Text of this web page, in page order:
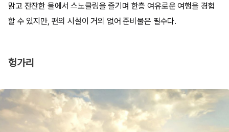
맑고 잔잔한 물에서 스노클링을 즐기며 한층 여유로운 여행을 경험
할 수 있지만, 편의 시설이 거의 없어 준비물은 필수다.
헝가리